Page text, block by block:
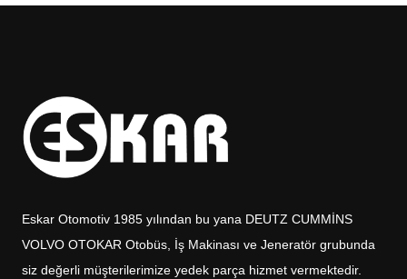
Eskar Otomotiv 1985 yılından bu yana DEUTZ CUMMİNS
VOLVO OTOKAR Otobüs, İş Makinası ve Jeneratör grubunda
siz değerli müşterilerimize yedek parça hizmet vermektedir.